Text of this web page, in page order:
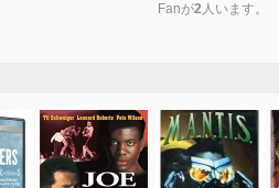
Fanが2 人います。